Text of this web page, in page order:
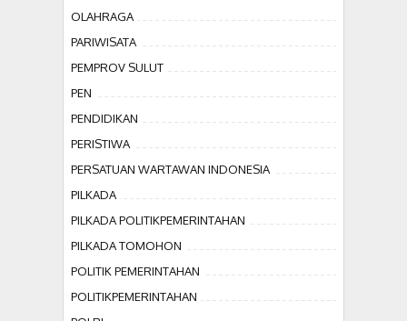
OLAHRAGA
PARIWISATA
PEMPROV SULUT
PEN
PENDIDIKAN
PERISTIWA
PERSATUAN WARTAWAN INDONESIA
PILKADA
PILKADA POLITIKPEMERINTAHAN
PILKADA TOMOHON
POLITIK PEMERINTAHAN
POLITIKPEMERINTAHAN